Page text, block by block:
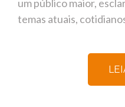
um público maior,
temas atuais,